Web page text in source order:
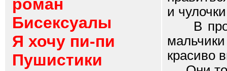
роман
Бисексуалы
Я хочу пи-пи
Пушистики
и
В
красиво